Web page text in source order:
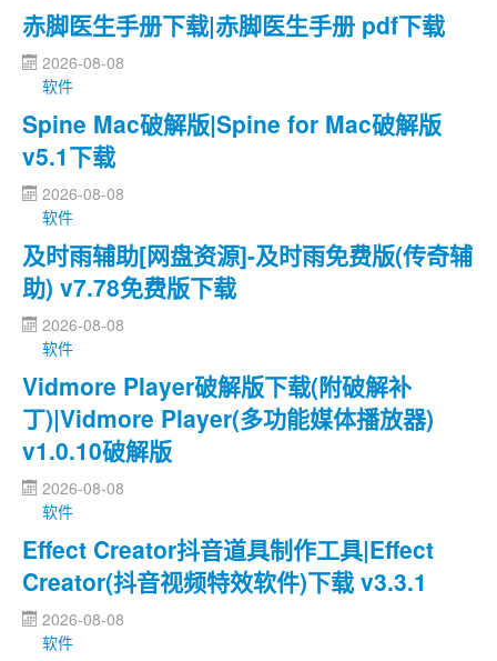
赤脚医生手册下载|赤脚医生手册 pdf下载
2026-08-08
软件
Spine Mac破解版|Spine for Mac破解版
v5.1下载
2026-08-08
软件
及时雨辅助[网盘资源]-及时雨免费版(传奇辅
助) v7.78免费版下载
2026-08-08
软件
Vidmore Player破解版下载(附破解补
丁)|Vidmore Player(多功能媒体播放器)
v1.0.10破解版
2026-08-08
软件
Effect Creator抖音道具制作工具|Effect
Creator(抖音视频特效软件)下载 v3.3.1
2026-08-08
软件